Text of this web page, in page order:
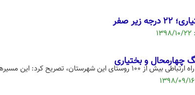
صفر
چهارمحال و بختیاری
این مسیرها به تدریج در حال بازگشایی است.